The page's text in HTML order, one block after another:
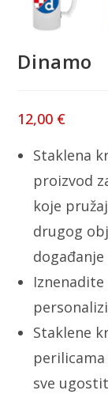
Dinamo
12,00 €
Staklena
proizvod
koje
drugog
događanje
Staklene
sve